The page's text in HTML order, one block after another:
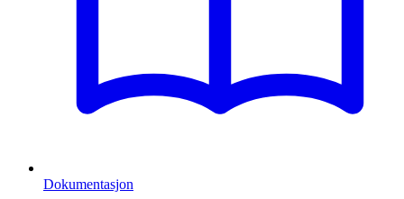
Dokumentasjon